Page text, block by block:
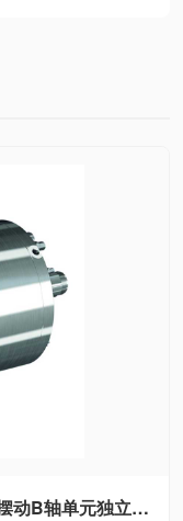
德国WEISS B轴五轴机床永磁同步摆动B轴单元独立标准B轴模块、3DB-1轻型B轴、3DB-2重型B轴、3DB6通用型B轴